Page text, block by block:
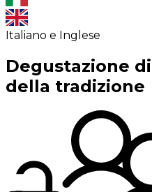
Italiano e Inglese
Degustazione
della tradizione